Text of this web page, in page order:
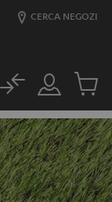
CERCA NEGOZI
Il
mio
account
No
Prodotti
nel
carrello